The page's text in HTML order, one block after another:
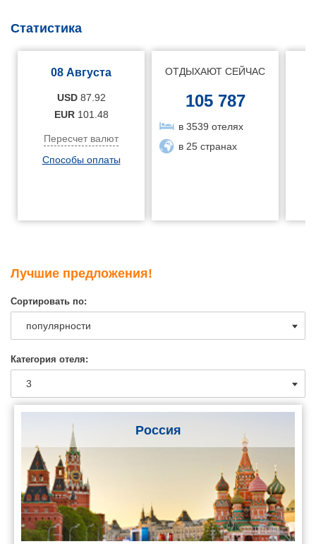
Статистика
08 Августа
USD 87.92
EUR 101.48
Пересчет валют
Способы оплаты
ОТДЫХАЮТ СЕЙЧАС
105 787
в 3539 отелях
в 25 странах
Лучшие предложения!
Сортировать по:
Категория отеля:
Россия